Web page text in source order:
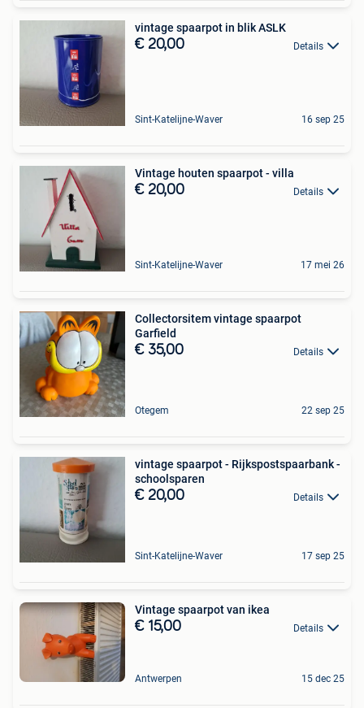
vintage spaarpot in blik ASLK
€ 20,00 Details
Sint-Katelijne-Waver 16 sep 25
Vintage houten spaarpot - villa
€ 20,00 Details
Sint-Katelijne-Waver 17 mei 26
Collectorsitem vintage spaarpot
Garfield
€ 35,00 Details
Otegem 22 sep 25
vintage spaarpot - Rijkspostspaarbank -
schoolsparen
€ 20,00 Details
Sint-Katelijne-Waver 17 sep 25
Vintage spaarpot van ikea
€ 15,00 Details
Antwerpen 15 dec 25